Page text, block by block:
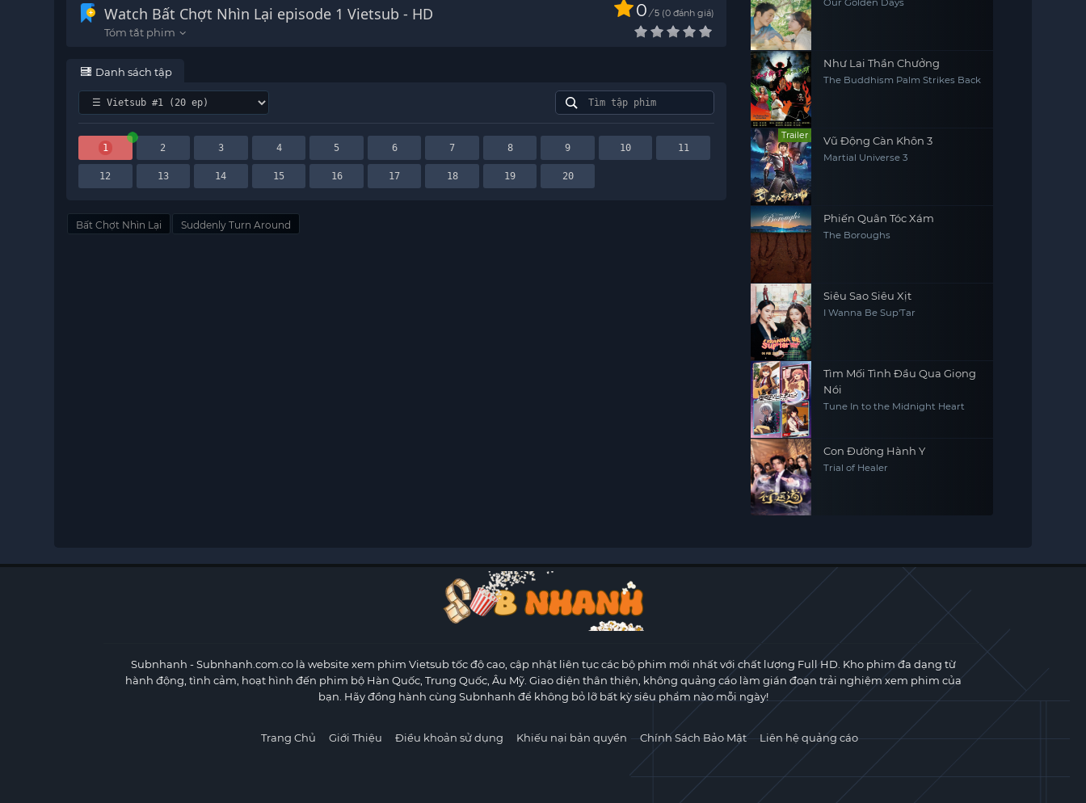
Watch Bất Chợt Nhìn Lại episode 1 Vietsub - HD 0 / 5 0đánh giá
Danh sách tập
1 2 3 4 5 6 7 8 9 10 11
12 13 14 15 16 17 18 19 20
Bất Chợt Nhìn Lại Suddenly Turn Around
Our Golden Days
Như Lai Thần Chưởng
The Buddhism Palm Strikes Back
Trailer Vũ Động Càn Khôn 3
Martial Universe 3
Phiến Quân Tóc Xám
The Boroughs
Siêu Sao Siêu Xịt
I Wanna Be Sup'Tar
Tìm Mối Tình Đầu Qua Giọng
Nói
Tune In to the Midnight Heart
Con Đường Hành Y
Trial of Healer
Subnhanh - Subnhanh.com.co là website xem phim Vietsub tốc độ cao, cập nhật liên tục các bộ phim mới nhất với chất lượng Full HD. Kho phim đa dạng từ
hành động, tình cảm, hoạt hình đến phim bộ Hàn Quốc, Trung Quốc, Âu Mỹ. Giao diện thân thiện, không quảng cáo làm gián đoạn trải nghiệm xem phim của
bạn. Hãy đồng hành cùng Subnhanh để không bỏ lỡ bất kỳ siêu phẩm nào mỗi ngày!
Trang Chủ Giới Thiệu Điều khoản sử dụng Khiếu nại bản quyền Chính Sách Bảo Mật Liên hệ quảng cáo